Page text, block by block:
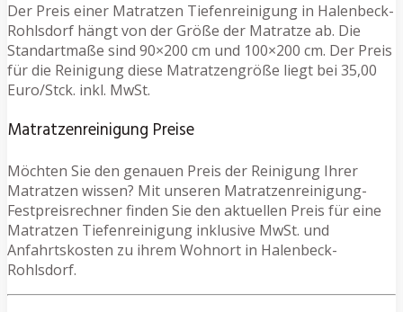
Der Preis einer Matratzen Tiefenreinigung in Halenbeck-
Rohlsdorf hängt von der Größe der Matratze ab. Die
Standartmaße sind 90×200 cm und 100×200 cm. Der Preis
für die Reinigung diese Matratzengröße liegt bei 35,00
Euro/Stck. inkl. MwSt.
Matratzenreinigung Preise
Möchten Sie den genauen Preis der Reinigung Ihrer
Matratzen wissen? Mit unseren Matratzenreinigung-
Festpreisrechner finden Sie den aktuellen Preis für eine
Matratzen Tiefenreinigung inklusive MwSt. und
Anfahrtskosten zu ihrem Wohnort in Halenbeck-
Rohlsdorf.